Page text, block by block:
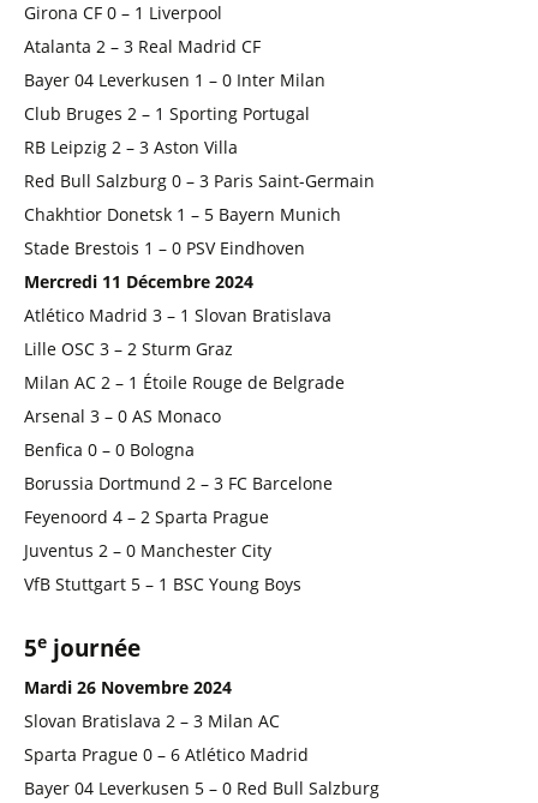
Girona CF 0 – 1 Liverpool
Atalanta 2 – 3 Real Madrid CF
Bayer 04 Leverkusen 1 – 0 Inter Milan
Club Bruges 2 – 1 Sporting Portugal
RB Leipzig 2 – 3 Aston Villa
Red Bull Salzburg 0 – 3 Paris Saint-Germain
Chakhtior Donetsk 1 – 5 Bayern Munich
Stade Brestois 1 – 0 PSV Eindhoven
Mercredi 11 Décembre 2024
Atlético Madrid 3 – 1 Slovan Bratislava
Lille OSC 3 – 2 Sturm Graz
Milan AC 2 – 1 Étoile Rouge de Belgrade
Arsenal 3 – 0 AS Monaco
Benfica 0 – 0 Bologna
Borussia Dortmund 2 – 3 FC Barcelone
Feyenoord 4 – 2 Sparta Prague
Juventus 2 – 0 Manchester City
VfB Stuttgart 5 – 1 BSC Young Boys
5e journée
Mardi 26 Novembre 2024
Slovan Bratislava 2 – 3 Milan AC
Sparta Prague 0 – 6 Atlético Madrid
Bayer 04 Leverkusen 5 – 0 Red Bull Salzburg